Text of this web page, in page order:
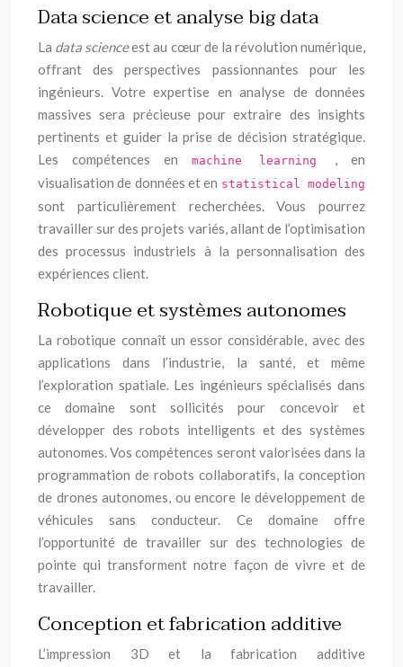
Data science et analyse big data
La data scienceest au cœur de la révolution numérique,
offrant des perspectives passionnantes pour les
ingénieurs. Votre expertise en analyse de données
massives sera précieuse pour extraire des insights
pertinents et guider la prise de décision stratégique.
Les compétences en
machine learning , en
visualisation de données et en statistical modeling
sont particulièrement recherchées. Vous pourrez
travailler sur des projets variés, allant de l’optimisation
des processus industriels à la personnalisation des
expériences client.
Robotique et systèmes autonomes
La robotique connaît un essor considérable, avec des
applications dans l’industrie, la santé, et même
l’exploration spatiale. Les ingénieurs spécialisés dans
ce domaine sont sollicités pour concevoir et
développer des robots intelligents et des systèmes
autonomes. Vos compétences seront valorisées dans la
programmation de robots collaboratifs, la conception
de drones autonomes, ou encore le développement de
véhicules sans conducteur. Ce domaine offre
l’opportunité de travailler sur des technologies de
pointe qui transforment notre façon de vivre et de
travailler.
Conception et fabrication additive
L’impression 3D et la fabrication additive